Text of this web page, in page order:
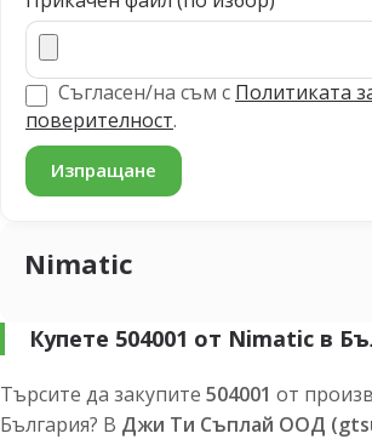
Съгласен/на съм с Политиката
поверителност.
Nimatic
Купете 504001 от Nimatic в
Търсите да закупите 504001 от
България? В Джи Ти Съплай ООД